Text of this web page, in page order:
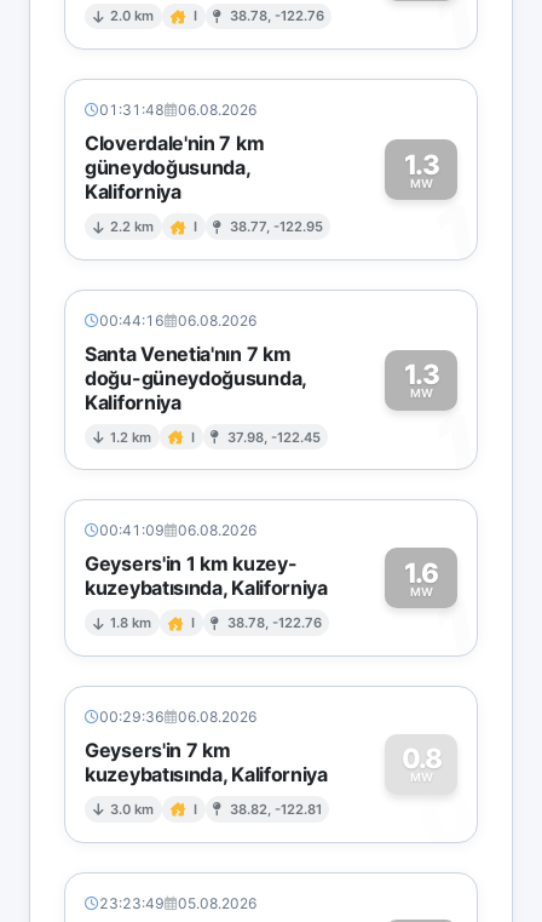
2.0 km I 38.78, -122.76 1
01:31:48 06.08.2026
Cloverdale'nin 7 km
güneydoğusunda,
Kaliforniya
2.2 km I 38.77, -122.95
1.3
MW
1
00:44:16 06.08.2026
Santa Venetia'nın 7 km
doğu-güneydoğusunda,
Kaliforniya
1.2 km I 37.98, -122.45
1.3
MW
1
00:41:09 06.08.2026
Geysers'in 1 km kuzey-
kuzeybatısında, Kaliforniya
1.8 km I 38.78, -122.76
1.6
MW1
00:29:36 06.08.2026
Geysers'in 7 km
kuzeybatısında, Kaliforniya
3.0 km I 38.82, -122.81
0.8
MW
0
23:23:49 05.08.2026